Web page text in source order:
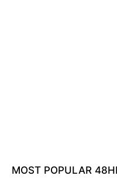
MOST POPULAR